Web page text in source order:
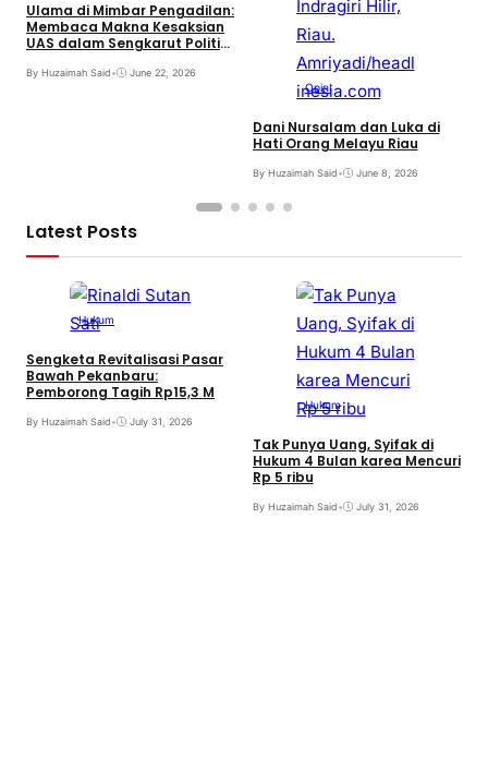
Ulama di Mimbar Pengadilan:
Membaca Makna Kesaksian
UAS dalam Sengkarut Politik
By Huzaimah Said• June 22, 2026
Opini
Dani Nursalam dan Luka di
Hati Orang Melayu Riau
By Huzaimah Said• June 8, 2026
Latest Posts
Hukum
Sengketa Revitalisasi Pasar
Bawah Pekanbaru:
Pemborong Tagih Rp15,3 M
By Huzaimah Said• July 31, 2026
Hukum
Tak Punya Uang, Syifak di
Hukum 4 Bulan karea Mencuri
Rp 5 ribu
By Huzaimah Said• July 31, 2026